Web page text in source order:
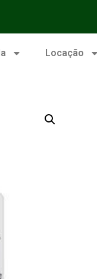
Locação